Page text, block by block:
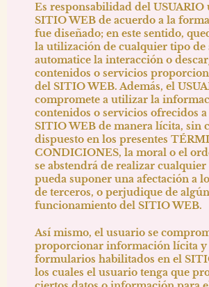
Es responsabilidad del
SITIO WEB de acuerdo a la
fue diseñado; en este sentido,
la utilización de cualquier tipo de
automatice la interacción o
contenidos o servicios
del SITIO WEB. Además, el
compromete a utilizar la
contenidos o servicios ofrecidos
SITIO WEB de manera lícita, sin
dispuesto en los presentes
CONDICIONES, la moral o el
se abstendrá de realizar cualquier
pueda suponer una afectación a
de terceros, o perjudique de
funcionamiento del SITIO WEB.
Así mismo, el usuario se
proporcionar información lícita y
formularios habilitados en el
los cuales el usuario tenga que